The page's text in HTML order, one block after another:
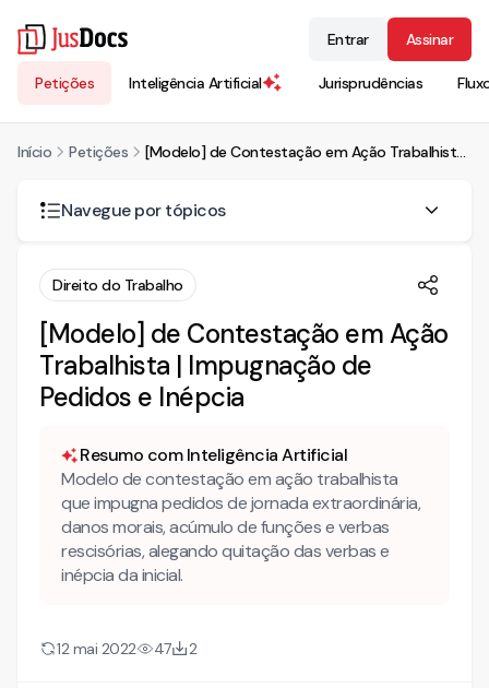
Petições Inteligência Artificial Jurisprudências
Entrar Assinar
Início Petições [Modelo] de Contestação em Ação Trabalhista | Impugnação de Pedidos e Inépcia
Navegue por tópicos
DEFESA
• PRELIMINARMENTE
Da aplicação da Súmula 330 do TST
Inépcia da inicial – do pedido sem fundamentação
• MÉRITO
Da suposta jornada extraordinária
Do alegado acúmulo de funções
Da remuneração prevista do Art. 8° da Lei n° 3.207/97
Do salário utilidade
Da CAT e dos alegados danos morais
Direito do Trabalho
[Modelo] de Contestação em Ação
Trabalhista | Impugnação de
Pedidos e Inépcia
Resumo com Inteligência Artificial
Modelo de contestação em ação trabalhista
que impugna pedidos de jornada extraordinária,
danos morais, acúmulo de funções e verbas
rescisórias, alegando quitação das verbas e
inépcia da inicial.
12 mai 2022 47 2